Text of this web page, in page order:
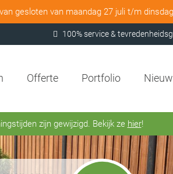
gesloten van maandag 27 juli t/m
100% service &
Offerte Portfolio
zijn gewijzigd. Bekijk ze hier!